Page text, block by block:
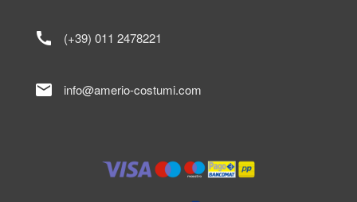
call (+39) 011 2478221
mail info@amerio-costumi.com